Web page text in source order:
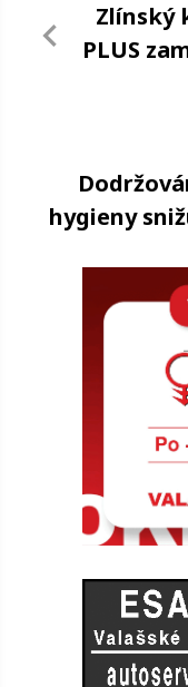
Zlínský
PLUS
hygieny